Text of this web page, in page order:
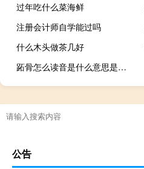
过年吃什么菜海鲜
注册会计师自学能过吗
什么木头做茶几好
跖骨怎么读音是什么意思是什么（跖骨怎么读）
公告